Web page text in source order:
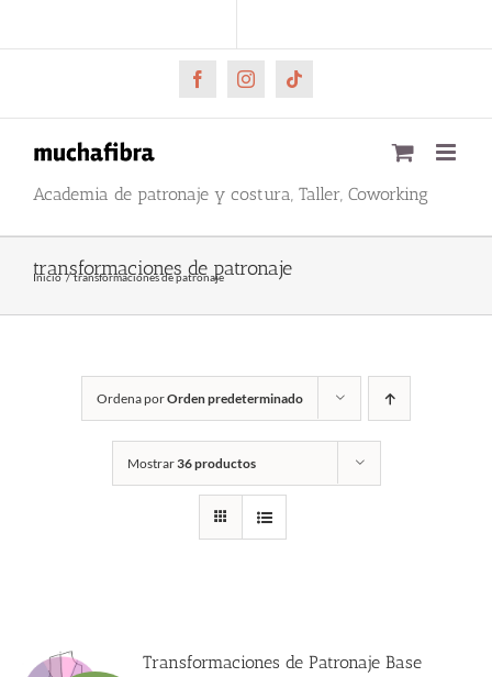
al
FacebookInstagramTiktok
Academia de patronaje y costura, Taller, Coworking
transformaciones de patronaje
Inicio transformaciones de patronaje
Ordena porOrden predeterminado
Mostrar36 productos
Transformaciones de Patronaje Base